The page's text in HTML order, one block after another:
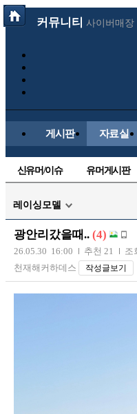
커뮤니티 사이버매장
게시판 자료실
신유머/이슈 유머게시판
자동차사진 후방주의방
항공/해운/철도
장착시공사진
레이싱모델
광안리갔을때.. (4)
26.05.30 16:00 추천 21
조
천재해커하데스
작성글보기